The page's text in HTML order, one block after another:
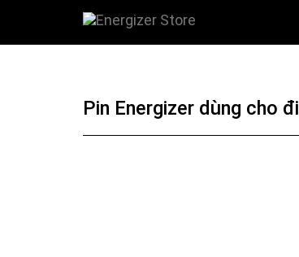
Pin Energizer dùng cho